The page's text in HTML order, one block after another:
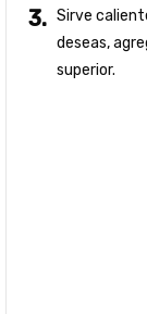
Sirve
deseas,
superior.